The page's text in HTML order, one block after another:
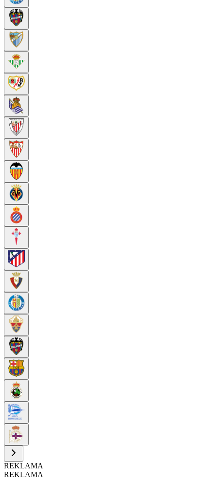
REKLAMA
REKLAMA